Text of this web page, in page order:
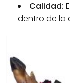
Calidad:
dentro de la